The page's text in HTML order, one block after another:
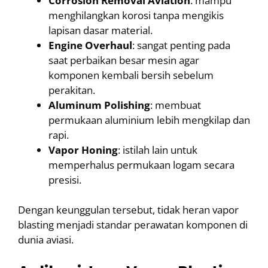
menghilangkan korosi tanpa mengikis
lapisan dasar material.
Engine Overhaul: sangat penting pada
saat perbaikan besar mesin agar
komponen kembali bersih sebelum
perakitan.
Aluminum Polishing: membuat
permukaan aluminium lebih mengkilap dan
rapi.
Vapor Honing: istilah lain untuk
memperhalus permukaan logam secara
presisi.
Dengan keunggulan tersebut, tidak heran vapor
blasting menjadi standar perawatan komponen di
dunia aviasi.